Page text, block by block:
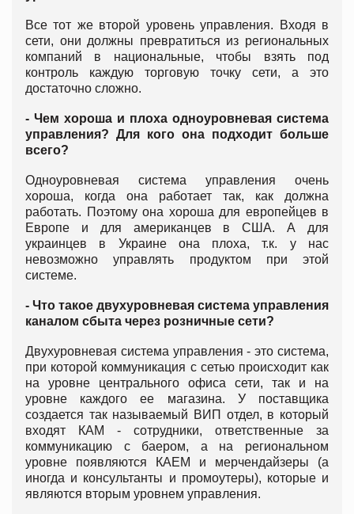
Все тот же второй уровень управления. Входя в
сети, они должны превратиться из региональных
компаний в национальные, чтобы взять под
контроль каждую торговую точку сети, а это
достаточно сложно.
- Чем хороша и плоха одноуровневая система
управления? Для кого она подходит больше
всего?
Одноуровневая система управления очень
хороша, когда она работает так, как должна
работать. Поэтому она хороша для европейцев в
Европе и для американцев в США. А для
украинцев в Украине она плоха, т.к. у нас
невозможно управлять продуктом при этой
системе.
- Что такое двухуровневая система управления
каналом сбыта через розничные сети?
Двухуровневая система управления - это система,
при которой коммуникация с сетью происходит как
на уровне центрального офиса сети, так и на
уровне каждого ее магазина. У поставщика
создается так называемый ВИП отдел, в который
входят КАМ - сотрудники, ответственные за
коммуникацию с баером, а на региональном
уровне появляются КАЕМ и мерчендайзеры (а
иногда и консультанты и промоутеры), которые и
являются вторым уровнем управления.